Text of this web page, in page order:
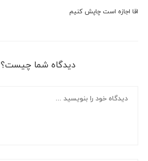
اقا اجازه است چاپش کنیم
دیدگاه شما چیست؟